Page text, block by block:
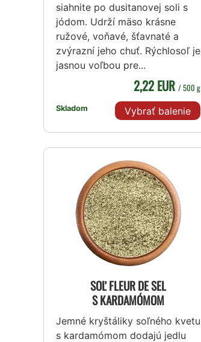
siahnite po dusitanovej soli s
jódom. Udrží mäso krásne
ružové, voňavé, šťavnaté a
zvýrazní jeho chuť. Rýchlosoľ je
jasnou voľbou pre...
Skladom
2,22 EUR / 500 g
Vybrať balenie
SOĽ FLEUR DE SEL
S KARDAMÓMOM
Jemné kryštáliky soľného kvetu
s kardamómom dodajú jedlu